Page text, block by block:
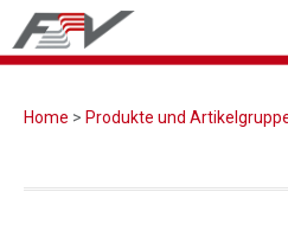
Home > Produkte und